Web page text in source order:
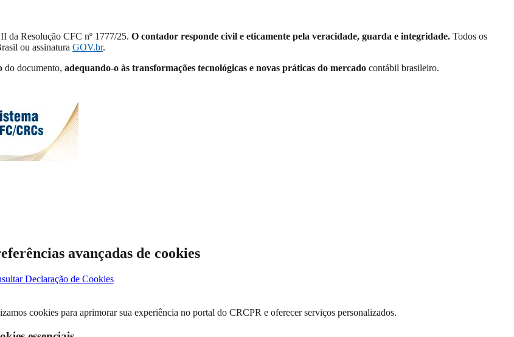
da Resolução CFC nº 1777/25. O contador responde civil e eticamente pela veracidade, guarda e integridade. Todos os
ou assinatura GOV.br.
do documento, adequando-o às transformações tecnológicas e novas práticas do mercado contábil brasileiro.
avançadas de cookies
Declaração de Cookies
cookies para aprimorar sua experiência no portal do CRCPR e oferecer serviços personalizados.